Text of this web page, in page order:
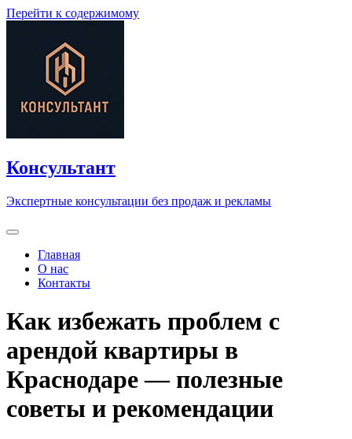
Перейти к содержимому
Консультант
Экспертные консультации без продаж и рекламы
Главная
О нас
Контакты
Как избежать проблем с
арендой квартиры в
Краснодаре — полезные
советы и рекомендации